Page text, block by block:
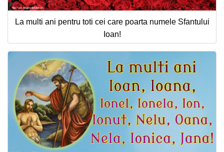
La multi ani pentru toti cei care poarta numele Sfantului
Ioan!